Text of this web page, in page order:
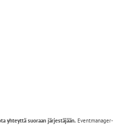
yhteyttä suoraan järjestäjään. Eventmanager-